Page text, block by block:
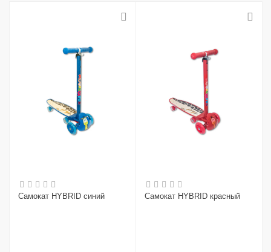
Самокат HYBRID синий Самокат HYBRID красный